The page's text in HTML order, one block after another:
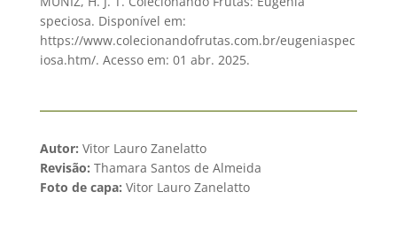
speciosa. Disponível em:
https://www.colecionandofrutas.com.br/eugeniaspec
iosa.htm/. Acesso em: 01 abr. 2025.
Autor: Vitor Lauro Zanelatto
Revisão: Thamara Santos de Almeida
Foto de capa: Vitor Lauro Zanelatto